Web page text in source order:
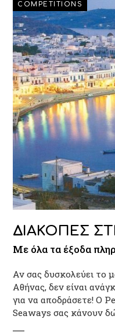
COMPETITIONS
ΔΙΑΚΟΠΕΣ
Με όλα τα έξοδα
Αν σας δυσκολεύει το
Αθήνας, δεν είναι
για να αποδράσετε! Ο
Seaways σας κάνουν